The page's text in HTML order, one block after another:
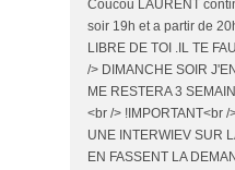
Coucou LAURENT
soir 19h et a partir de
LIBRE DE TOI .IL TE
/> DIMANCHE SOIR
ME RESTERA 3
<br /> !IMPORTANT<br
UNE INTERWIEV SUR
EN FASSENT LA